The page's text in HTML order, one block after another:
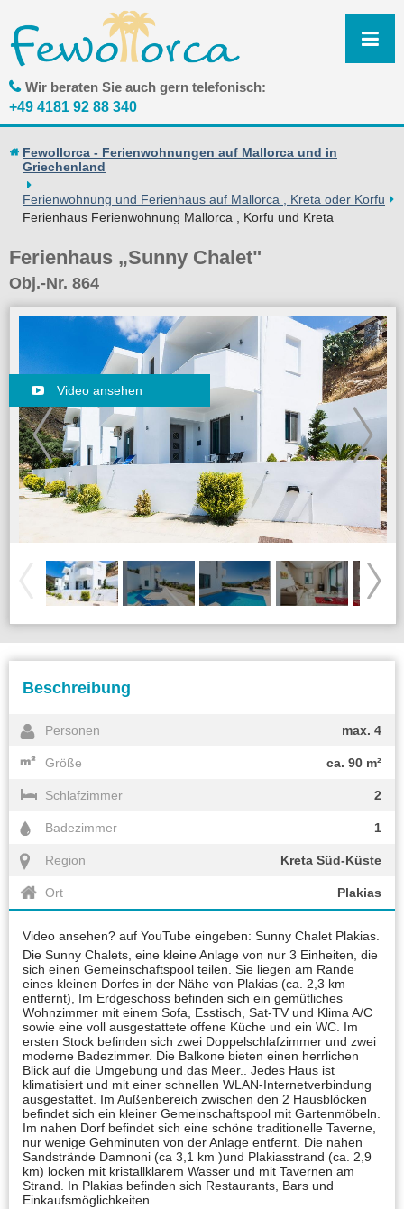
Wir beraten Sie auch gern telefonisch:
+49 4181 92 88 340
Fewollorca - Ferienwohnungen auf Mallorca und in
Griechenland
Ferienwohnung und Ferienhaus auf Mallorca , Kreta oder Korfu
Ferienhaus Ferienwohnung Mallorca , Korfu und Kreta
Ferienhaus „Sunny Chalet"
Obj.-Nr. 864
Video ansehen
Beschreibung
Personen max. 4
Größe ca. 90 m²
Schlafzimmer 2
Badezimmer 1
Region Kreta Süd-Küste
Ort Plakias
Video ansehen? auf YouTube eingeben: Sunny Chalet Plakias.
Die Sunny Chalets, eine kleine Anlage von nur 3 Einheiten, die
sich einen Gemeinschaftspool teilen. Sie liegen am Rande
eines kleinen Dorfes in der Nähe von Plakias (ca. 2,3 km
entfernt), Im Erdgeschoss befinden sich ein gemütliches
Wohnzimmer mit einem Sofa, Esstisch, Sat-TV und Klima A/C
sowie eine voll ausgestattete offene Küche und ein WC. Im
ersten Stock befinden sich zwei Doppelschlafzimmer und zwei
moderne Badezimmer. Die Balkone bieten einen herrlichen
Blick auf die Umgebung und das Meer.. Jedes Haus ist
klimatisiert und mit einer schnellen WLAN-Internetverbindung
ausgestattet. Im Außenbereich zwischen den 2 Hausblöcken
befindet sich ein kleiner Gemeinschaftspool mit Gartenmöbeln.
Im nahen Dorf befindet sich eine schöne traditionelle Taverne,
nur wenige Gehminuten von der Anlage entfernt. Die nahen
Sandstrände Damnoni (ca 3,1 km )und Plakiasstrand (ca. 2,9
km) locken mit kristallklarem Wasser und mit Tavernen am
Strand. In Plakias befinden sich Restaurants, Bars und
Einkaufsmöglichkeiten.